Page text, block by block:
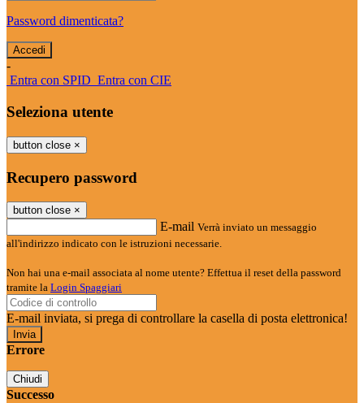
Password dimenticata?
-
Entra con SPID Entra con CIE
Seleziona utente
button close ×
Recupero password
button close ×
E-mail Verrà inviato un messaggio
all'indirizzo indicato con le istruzioni necessarie.
Non hai una e-mail associata al nome utente? Effettua il reset della password
tramite la Login Spaggiari
E-mail inviata, si prega di controllare la casella di posta elettronica!
Errore
Chiudi
Successo